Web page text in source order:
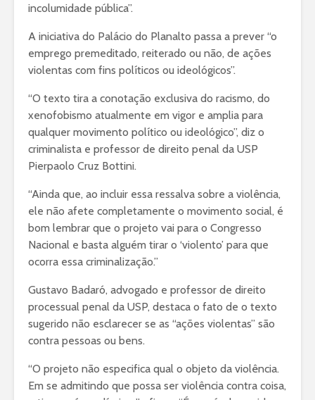
incolumidade pública”.
A iniciativa do Palácio do Planalto passa a prever “o
emprego premeditado, reiterado ou não, de ações
violentas com fins políticos ou ideológicos”.
“O texto tira a conotação exclusiva do racismo, do
xenofobismo atualmente em vigor e amplia para
qualquer movimento político ou ideológico”, diz o
criminalista e professor de direito penal da USP
Pierpaolo Cruz Bottini.
“Ainda que, ao incluir essa ressalva sobre a violência,
ele não afete completamente o movimento social, é
bom lembrar que o projeto vai para o Congresso
Nacional e basta alguém tirar o ‘violento’ para que
ocorra essa criminalização.”
Gustavo Badaró, advogado e professor de direito
processual penal da USP, destaca o fato de o texto
sugerido não esclarecer se as “ações violentas” são
contra pessoas ou bens.
“O projeto não especifica qual o objeto da violência.
Em se admitindo que possa ser violência contra coisa,